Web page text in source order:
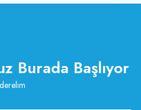
Burada Başlıyor